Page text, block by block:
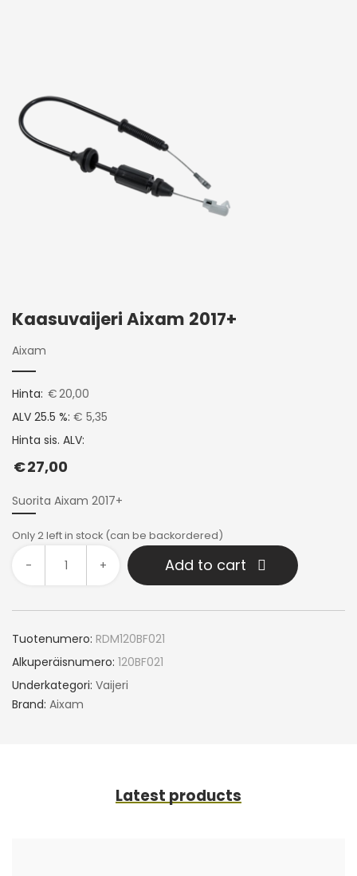
Kaasuvaijeri Aixam 2017+
Aixam
Hinta: €20,00
ALV 25.5 %: € 5,35
Hinta sis. ALV:
€27,00
Suorita Aixam 2017+
Only 2 left in stock (can be backordered)
- + Add to cart
Tuotenumero: RDM120BF021
Alkuperäisnumero: 120BF021
Underkategori: Vaijeri
Brand: Aixam
Latest products